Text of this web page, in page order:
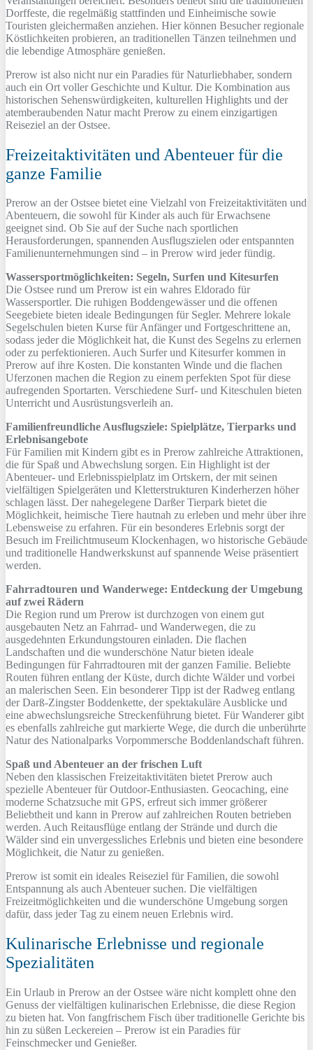
Dorffeste, die regelmäßig stattfinden und Einheimische sowie
Touristen gleichermaßen anziehen. Hier können Besucher regionale
Köstlichkeiten probieren, an traditionellen Tänzen teilnehmen und
die lebendige Atmosphäre genießen.
Prerow ist also nicht nur ein Paradies für Naturliebhaber, sondern
auch ein Ort voller Geschichte und Kultur. Die Kombination aus
historischen Sehenswürdigkeiten, kulturellen Highlights und der
atemberaubenden Natur macht Prerow zu einem einzigartigen
Reiseziel an der Ostsee.
Freizeitaktivitäten und Abenteuer für die
ganze Familie
Prerow an der Ostsee bietet eine Vielzahl von Freizeitaktivitäten und
Abenteuern, die sowohl für Kinder als auch für Erwachsene
geeignet sind. Ob Sie auf der Suche nach sportlichen
Herausforderungen, spannenden Ausflugszielen oder entspannten
Familienunternehmungen sind – in Prerow wird jeder fündig.
Wassersportmöglichkeiten: Segeln, Surfen und Kitesurfen
Die Ostsee rund um Prerow ist ein wahres Eldorado für
Wassersportler. Die ruhigen Boddengewässer und die offenen
Seegebiete bieten ideale Bedingungen für Segler. Mehrere lokale
Segelschulen bieten Kurse für Anfänger und Fortgeschrittene an,
sodass jeder die Möglichkeit hat, die Kunst des Segelns zu erlernen
oder zu perfektionieren. Auch Surfer und Kitesurfer kommen in
Prerow auf ihre Kosten. Die konstanten Winde und die flachen
Uferzonen machen die Region zu einem perfekten Spot für diese
aufregenden Sportarten. Verschiedene Surf- und Kiteschulen bieten
Unterricht und Ausrüstungsverleih an.
Familienfreundliche Ausflugsziele: Spielplätze, Tierparks und
Erlebnisangebote
Für Familien mit Kindern gibt es in Prerow zahlreiche Attraktionen,
die für Spaß und Abwechslung sorgen. Ein Highlight ist der
Abenteuer- und Erlebnisspielplatz im Ortskern, der mit seinen
vielfältigen Spielgeräten und Kletterstrukturen Kinderherzen höher
schlagen lässt. Der nahegelegene Darßer Tierpark bietet die
Möglichkeit, heimische Tiere hautnah zu erleben und mehr über ihre
Lebensweise zu erfahren. Für ein besonderes Erlebnis sorgt der
Besuch im Freilichtmuseum Klockenhagen, wo historische Gebäude
und traditionelle Handwerkskunst auf spannende Weise präsentiert
werden.
Fahrradtouren und Wanderwege: Entdeckung der Umgebung
auf zwei Rädern
Die Region rund um Prerow ist durchzogen von einem gut
ausgebauten Netz an Fahrrad- und Wanderwegen, die zu
ausgedehnten Erkundungstouren einladen. Die flachen
Landschaften und die wunderschöne Natur bieten ideale
Bedingungen für Fahrradtouren mit der ganzen Familie. Beliebte
Routen führen entlang der Küste, durch dichte Wälder und vorbei
an malerischen Seen. Ein besonderer Tipp ist der Radweg entlang
der Darß-Zingster Boddenkette, der spektakuläre Ausblicke und
eine abwechslungsreiche Streckenführung bietet. Für Wanderer gibt
es ebenfalls zahlreiche gut markierte Wege, die durch die unberührte
Natur des Nationalparks Vorpommersche Boddenlandschaft führen.
Spaß und Abenteuer an der frischen Luft
Neben den klassischen Freizeitaktivitäten bietet Prerow auch
spezielle Abenteuer für Outdoor-Enthusiasten. Geocaching, eine
moderne Schatzsuche mit GPS, erfreut sich immer größerer
Beliebtheit und kann in Prerow auf zahlreichen Routen betrieben
werden. Auch Reitausflüge entlang der Strände und durch die
Wälder sind ein unvergessliches Erlebnis und bieten eine besondere
Möglichkeit, die Natur zu genießen.
Prerow ist somit ein ideales Reiseziel für Familien, die sowohl
Entspannung als auch Abenteuer suchen. Die vielfältigen
Freizeitmöglichkeiten und die wunderschöne Umgebung sorgen
dafür, dass jeder Tag zu einem neuen Erlebnis wird.
Kulinarische Erlebnisse und regionale
Spezialitäten
Ein Urlaub in Prerow an der Ostsee wäre nicht komplett ohne den
Genuss der vielfältigen kulinarischen Erlebnisse, die diese Region
zu bieten hat. Von fangfrischem Fisch über traditionelle Gerichte bis
hin zu süßen Leckereien – Prerow ist ein Paradies für
Feinschmecker und Genießer.